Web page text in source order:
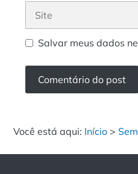
Site
Salvar meus dados
Você está aqui: Início >